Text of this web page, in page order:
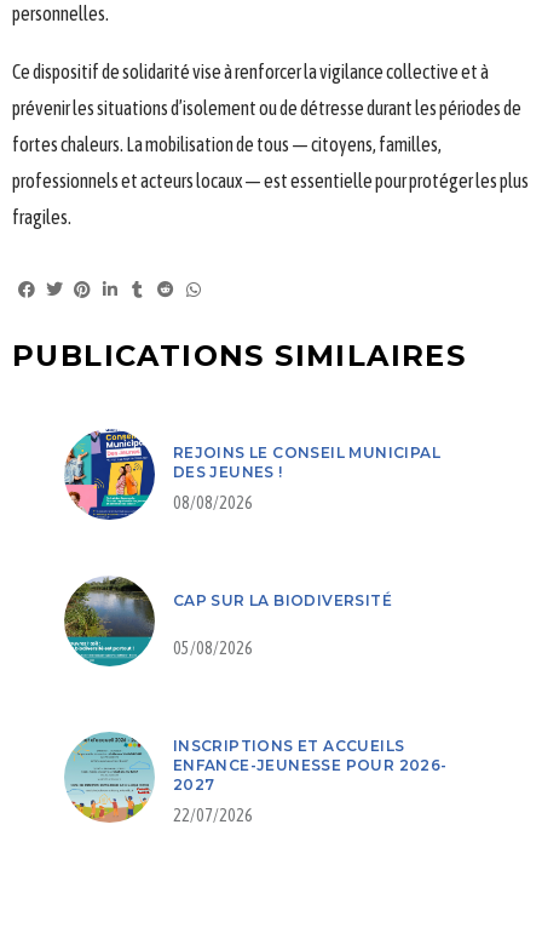
personnelles.
Ce dispositif de solidarité vise à renforcer la vigilance collective et à
prévenir les situations d’isolement ou de détresse durant les périodes de
fortes chaleurs. La mobilisation de tous — citoyens, familles,
professionnels et acteurs locaux — est essentielle pour protéger les plus
fragiles.
PUBLICATIONS SIMILAIRES
REJOINS LE CONSEIL MUNICIPAL
DES JEUNES !
08/08/2026
CAP SUR LA BIODIVERSITÉ
05/08/2026
INSCRIPTIONS ET ACCUEILS
ENFANCE-JEUNESSE POUR 2026-
2027
22/07/2026